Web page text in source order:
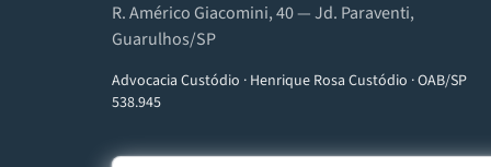
R. Américo Giacomini, 40 — Jd. Paraventi,
Guarulhos/SP
Advocacia Custódio · Henrique Rosa Custódio ·OAB/SP
538.945